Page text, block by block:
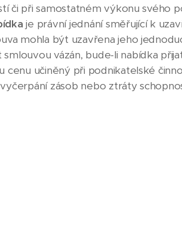
či při samostatném výkonu svého
je právní jednání směřující k
mohla být uzavřena jeho
vázán, bude-li nabídka
učiněný při podnikatelské
zásob nebo ztráty